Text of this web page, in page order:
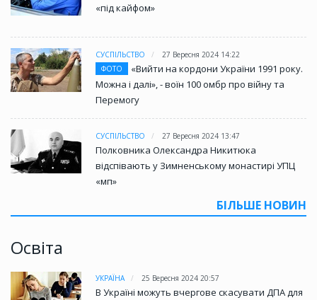
«під кайфом»
СУСПІЛЬСТВО
27 Вересня 2024 14:22
ФОТО
«Вийти на кордони України 1991 року.
Можна і далі», - воїн 100 омбр про війну та
Перемогу
СУСПІЛЬСТВО 27 Вересня 2024 13:47
Полковника Олександра Никитюка
відспівають у Зимненському монастирі УПЦ
«мп»
БІЛЬШЕ НОВИН
Освіта
УКРАЇНА 25 Вересня 2024 20:57
В Україні можуть вчергове скасувати ДПА для